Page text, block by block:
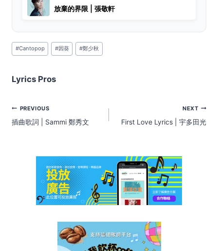
放棄的界限 | 張敬軒
Post
Tags:
#Cantopop #因葵 #鄭少秋
Lyrics Pros
Post
navigation
PREVIOUS
插曲歌詞 | Sammi 鄭秀文
NEXT
First Love Lyrics | 宇多田光